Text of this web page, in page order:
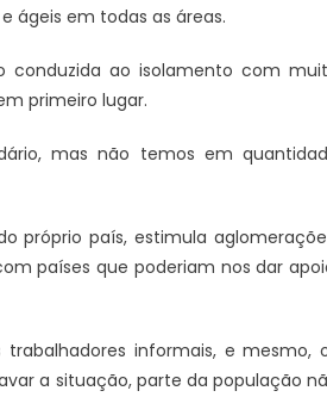
ágeis em todas as áreas.
conduzida ao isolamento com
primeiro lugar.
mas não temos em
próprio país, estimula
países que poderiam nos dar
informais, e mesmo,
a situação, parte da população